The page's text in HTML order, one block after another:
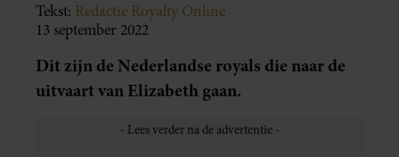
Tekst: Redactie Royalty Online
13 september 2022
Dit zijn de Nederlandse royals die naar de
uitvaart van Elizabeth gaan.